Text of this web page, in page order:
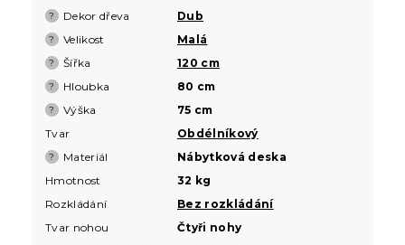
? Dekor dřeva Dub
? Velikost Malá
? Šířka 120 cm
? Hloubka 80 cm
? Výška
75 cm
Tvar
Obdélníkový
? Materiál
Nábytková deska
Hmotnost
32 kg
Rozkládání
Bez rozkládání
Tvar nohou
Čtyři nohy